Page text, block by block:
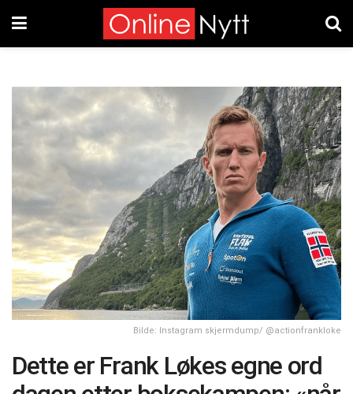
Bilde: Instagram skjermdump/ @actionfrankloke
Dette er Frank Løkes egne ord